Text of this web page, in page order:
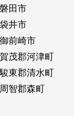
磐田市
袋井市
御前崎市
賀茂郡河津町
東郡清水町
周智郡森町